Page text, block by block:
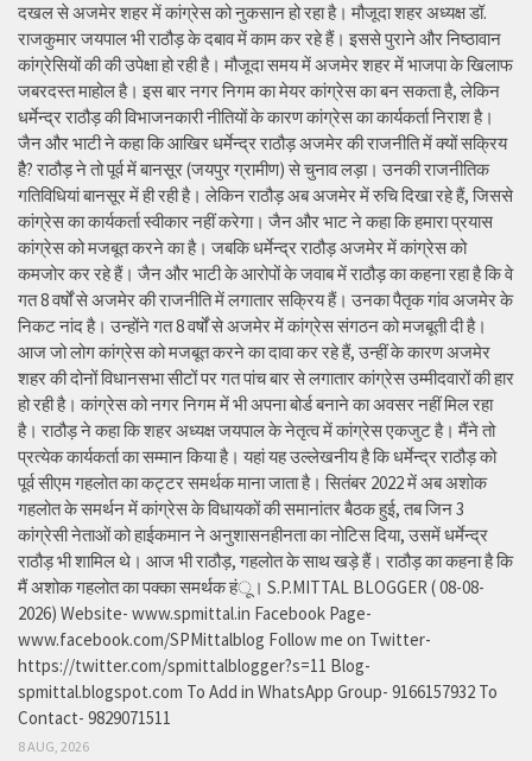
दखल से अजमेर शहर में कांग्रेस को नुकसान हो रहा है। मौजूदा शहर अध्यक्ष डॉ.
राजकुमार जयपाल भी राठौड़ के दबाव में काम कर रहे हैं। इससे पुराने और निष्ठावान
कांग्रेसियों की की उपेक्षा हो रही है। मौजूदा समय में अजमेर शहर में भाजपा के खिलाफ
जबरदस्त माहोल है। इस बार नगर निगम का मेयर कांग्रेस का बन सकता है, लेकिन
धर्मेन्द्र राठौड़ की विभाजनकारी नीतियों के कारण कांग्रेस का कार्यकर्ता निराश है।
जैन और भाटी ने कहा कि आखिर धर्मेन्द्र राठौड़ अजमेर की राजनीति में क्यों सक्रिय
हैै? राठौड़ ने तो पूर्व में बानसूर (जयपुर ग्रामीण) से चुनाव लड़ा। उनकी राजनीतिक
गतिविधियां बानसूर में ही रही है। लेकिन राठौड़ अब अजमेर में रुचि दिखा रहे हैं, जिससे
कांग्रेस का कार्यकर्ता स्वीकार नहीं करेगा। जैन और भाट ने कहा कि हमारा प्रयास
कांग्रेस को मजबूत करने का है। जबकि धर्मेन्द्र राठौड़ अजमेर में कांग्रेस को
कमजोर कर रहे हैं। जैन और भाटी के आरोपों के जवाब में राठौड़ का कहना रहा है कि वे
गत 8 वर्षों से अजमेर की राजनीति में लगातार सक्रिय हैं। उनका पैतृक गांव अजमेर के
निकट नांद है। उन्होंने गत 8 वर्षों से अजमेर में कांग्रेस संगठन को मजबूती दी है।
आज जो लोग कांग्रेस को मजबूत करने का दावा कर रहे हैं, उन्हीं के कारण अजमेर
शहर की दोनों विधानसभा सीटों पर गत पांच बार से लगातार कांग्रेस उम्मीदवारों की हार
हो रही है। कांग्रेस को नगर निगम में भी अपना बोर्ड बनाने का अवसर नहीं मिल रहा
है। राठौड़ ने कहा कि शहर अध्यक्ष जयपाल के नेतृत्व में कांग्रेस एकजुट है। मैंने तो
प्रत्येक कार्यकर्ता का सम्मान किया है। यहां यह उल्लेखनीय है कि धर्मेन्द्र राठौड़ को
पूर्व सीएम गहलोत का कट्टर समर्थक माना जाता है। सितंबर 2022 में अब अशोक
गहलोत के समर्थन में कांग्रेस के विधायकों की समानांतर बैठक हुई, तब जिन 3
कांग्रेसी नेताओं को हाईकमान ने अनुशासनहीनता का नोटिस दिया, उसमें धर्मेन्द्र
राठौड़ भी शामिल थे। आज भी राठौड़, गहलोत के साथ खड़े हैं। राठौड़ का कहना है कि
मैं अशोक गहलोत का पक्का समर्थक हंू। S.P.MITTAL BLOGGER ( 08-08-
2026) Website- www.spmittal.in Facebook Page-
www.facebook.com/SPMittalblog Follow me on Twitter-
https://twitter.com/spmittalblogger?s=11 Blog-
spmittal.blogspot.com To Add in WhatsApp Group- 9166157932 To
Contact- 9829071511
8 AUG, 2026